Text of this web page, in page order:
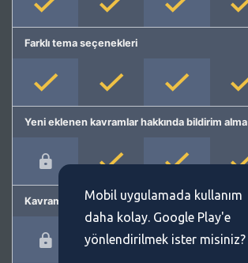
Farklı tema seçenekleri
Yeni eklenen kavramlar hakkında bildirim alma
Kavram önermeMobil uygulamada kullanım
daha kolay. Google Play'e
yönlendirilmek ister misiniz?